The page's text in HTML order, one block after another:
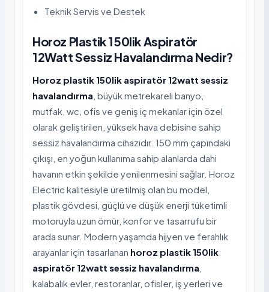
Teknik Servis ve Destek
Horoz Plastik 150lik Aspiratör
12Watt Sessiz Havalandırma Nedir?
Horoz plastik 150lik aspiratör 12watt sessiz
havalandırma , büyük metrekareli banyo,
mutfak, wc, ofis ve geniş iç mekanlar için özel
olarak geliştirilen, yüksek hava debisine sahip
sessiz havalandırma cihazıdır. 150 mm çapındaki
çıkışı, en yoğun kullanıma sahip alanlarda dahi
havanın etkin şekilde yenilenmesini sağlar. Horoz
Electric kalitesiyle üretilmiş olan bu model,
plastik gövdesi, güçlü ve düşük enerji tüketimli
motoruyla uzun ömür, konfor ve tasarrufu bir
arada sunar. Modern yaşamda hijyen ve ferahlık
arayanlar için tasarlanan horoz plastik 150lik
aspiratör 12watt sessiz havalandırma
kalabalık evler, restoranlar, ofisler, iş yerleri ve